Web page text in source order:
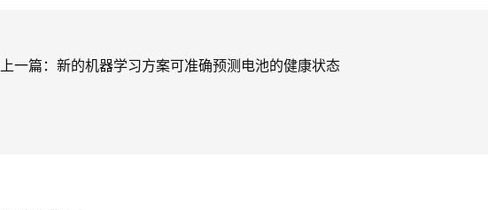
上一篇： 新的机器学习方案可准确预测电池的健康状态